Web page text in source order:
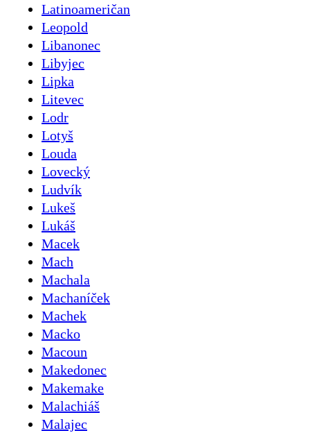
Latinoameričan
Leopold
Libanonec
Libyjec
Lipka
Litevec
Lodr
Lotyš
Louda
Lovecký
Ludvík
Lukeš
Lukáš
Macek
Mach
Machala
Machaníček
Machek
Macko
Macoun
Makedonec
Makemake
Malachiáš
Malajec